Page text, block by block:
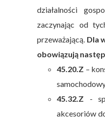
działalności
zaczynając od
przeważającą. Dla
obowiązują
45.20.Z –
45.32.Z -
akcesoriów